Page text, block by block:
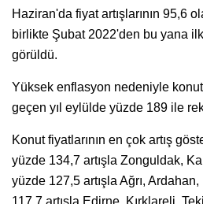
Haziran'da fiyat artışlarının 95,6
birlikte Şubat 2022'den bu yana
görüldü.
Yüksek enflasyon nedeniyle konut
geçen yıl eylülde yüzde 189 ile
Konut fiyatlarının en çok artış
yüzde 134,7 artışla Zonguldak,
yüzde 127,5 artışla Ağrı,
117,7 artışla Edirne, Kırklareli,